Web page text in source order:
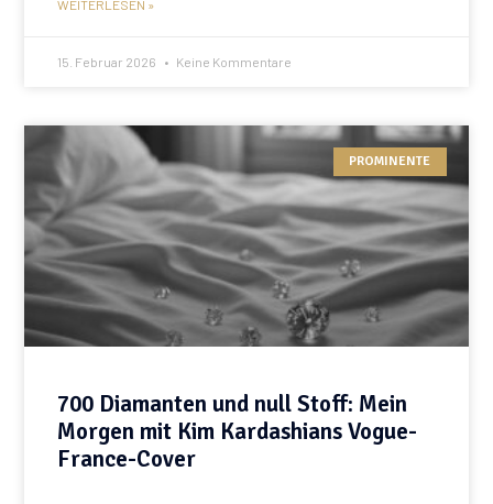
WEITERLESEN »
15. Februar 2026 Keine Kommentare
PROMINENTE
700 Diamanten und null Stoff: Mein
Morgen mit Kim Kardashians Vogue-
France-Cover